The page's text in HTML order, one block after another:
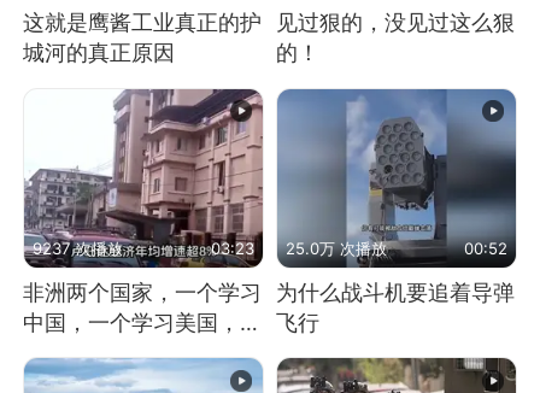
这就是鹰酱工业真正的护
城河的真正原因
见过狠的，没见过这么狠
的！
9237 次播放 03:23
非洲两个国家，一个学习
中国，一个学习美国，结
果怎么样了？
25.0万 次播放 00:52
为什么战斗机要追着导弹
飞行